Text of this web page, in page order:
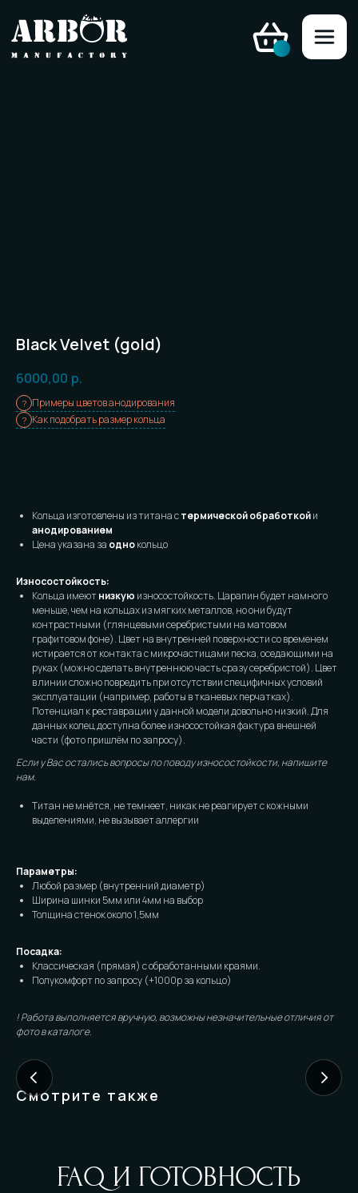
Black Velvet (gold)
6000,00 р.
Примеры цветов анодирования
Как подобрать размер кольца
Кольца изготовлены из титана стермической обработкойи
анодированием
Цена указана за однокольцо
Износостойкость:
Кольца имеютнизкую износостойкость. Царапин будет намного
меньше, чем на кольцах из мягких металлов, но они будут
контрастными (глянцевыми серебристыми на матовом
графитовом фоне). Цвет на внутренней поверхности со временем
истирается от контакта с микрочастицами песка, оседающими на
руках (можно сделать внутреннюю часть сразу серебристой). Цвет
в линии сложно повредить при отсутствии специфичных условий
эксплуатации (например, работы в тканевых перчатках).
Потенциал к реставрации у данной модели довольно низкий. Для
данных колец доступна более износостойкая фактура внешней
части (фото пришлём по запросу).
Если у Вас остались вопросы по поводу износостойкости, напишите
нам.
Титан не мнётся, не темнеет, никак не реагирует с кожными
выделениями, не вызывает аллергии
Параметры:
Любой размер (внутренний диаметр)
Ширина шинки 5мм или 4мм на выбор
Толщина стенок около 1,5мм
Посадка:
Классическая (прямая) с обработанными краями.
Полукомфорт по запросу (+1000р за кольцо)
! Работа выполняется вручную, возможны незначительные отличия от
фото в каталоге.
Смотрите также
Частые вопросы (и честные
ответы):
Доставляете ли
наложенным
платежом?
наш принцип и защита от недоразумений
с обеих сторон.
доставки?